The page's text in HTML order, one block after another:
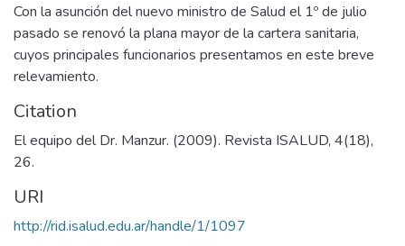
Con la asunción del nuevo ministro de Salud el 1º de julio
pasado se renovó la plana mayor de la cartera sanitaria,
cuyos principales funcionarios presentamos en este breve
relevamiento.
Citation
El equipo del Dr. Manzur. (2009). Revista ISALUD, 4(18),
26.
URI
http://rid.isalud.edu.ar/handle/1/1097